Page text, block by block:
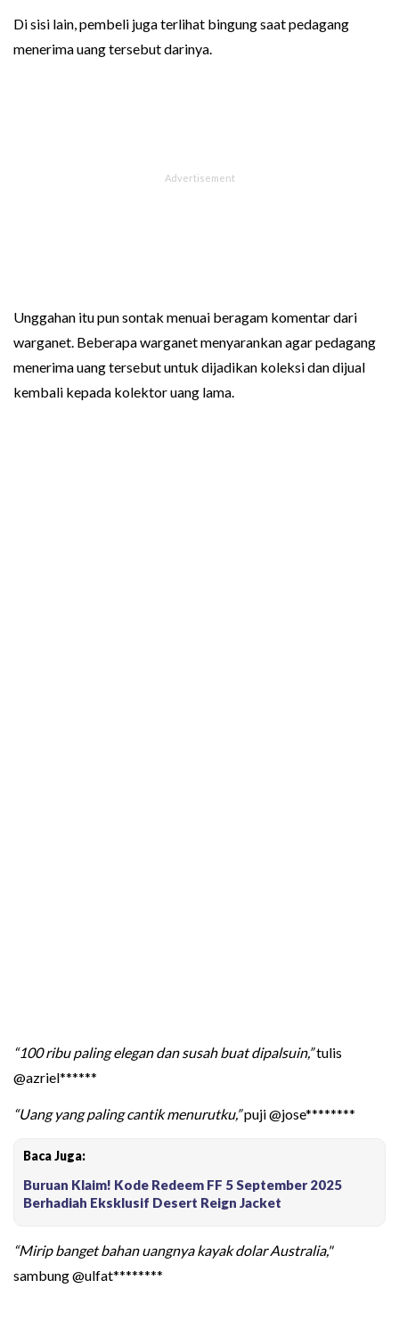
Di sisi lain, pembeli juga terlihat bingung saat pedagang
menerima uang tersebut darinya.
Unggahan itu pun sontak menuai beragam komentar dari
warganet. Beberapa warganet menyarankan agar pedagang
menerima uang tersebut untuk dijadikan koleksi dan dijual
kembali kepada kolektor uang lama.
“100 ribu paling elegan dan susah buat dipalsuin,”tulis
@azriel******
“Uang yang paling cantik menurutku,”puji @jose********
Baca Juga:
Buruan Klaim! Kode Redeem FF 5 September 2025
Berhadiah Eksklusif Desert Reign Jacket
“Mirip banget bahan uangnya kayak dolar Australia,"
sambung @ulfat********